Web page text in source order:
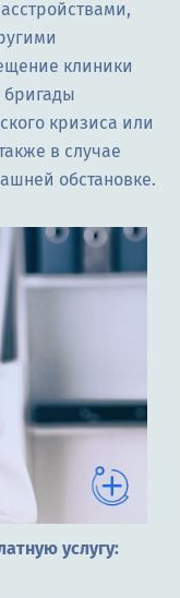
клиники
кризиса или
в случае
обстановке.
услугу: